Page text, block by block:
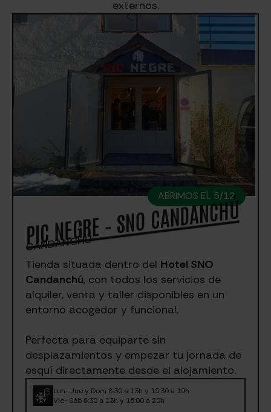
externos.
ABRIMOS EL 5/12
PIC NEGRE – SNO CANDANCHÚ
CANDANCHÚ
Tienda situada dentro del Hotel SNO
Candanchú, con todos los servicios de
alquiler, venta y taller disponibles en un
entorno acogedor y funcional.
Perfecta para equiparte sin
desplazamientos y empezar tu jornada de
esquí directamente desde el alojamiento.
Lun–Jue y Dom 8:30 a 13h y 15:30 a 19h
Vie–Sáb 8:30 a 13h y 16:00 a 20h